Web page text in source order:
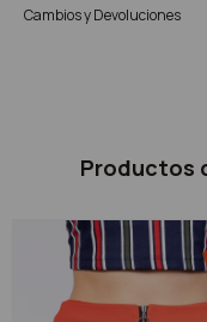
Cambios y Devoluciones
Productos